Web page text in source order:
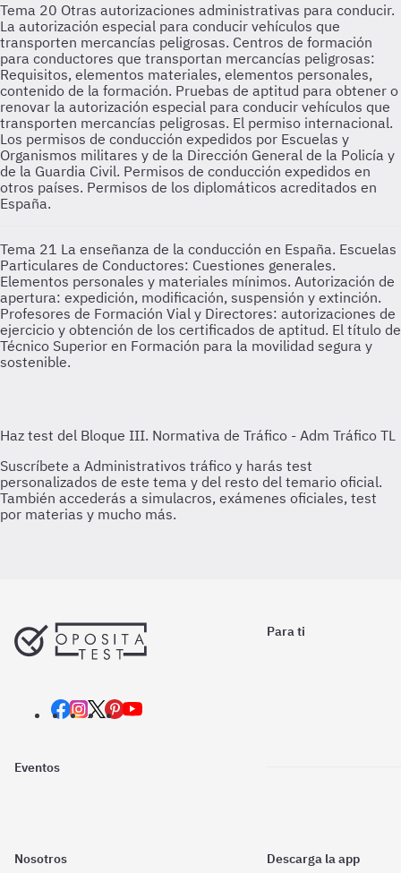
Tema 20 Otras autorizaciones administrativas para conducir.
La autorización especial para conducir vehículos que
transporten mercancías peligrosas. Centros de formación
para conductores que transportan mercancías peligrosas:
Requisitos, elementos materiales, elementos personales,
contenido de la formación. Pruebas de aptitud para obtener o
renovar la autorización especial para conducir vehículos que
transporten mercancías peligrosas. El permiso internacional.
Los permisos de conducción expedidos por Escuelas y
Organismos militares y de la Dirección General de la Policía y
de la Guardia Civil. Permisos de conducción expedidos en
otros países. Permisos de los diplomáticos acreditados en
España.
Tema 21 La enseñanza de la conducción en España. Escuelas
Particulares de Conductores: Cuestiones generales.
Elementos personales y materiales mínimos. Autorización de
apertura: expedición, modificación, suspensión y extinción.
Profesores de Formación Vial y Directores: autorizaciones de
ejercicio y obtención de los certificados de aptitud. El título de
Técnico Superior en Formación para la movilidad segura y
sostenible.
Para ti
Eventos
Nosotros Descarga la app